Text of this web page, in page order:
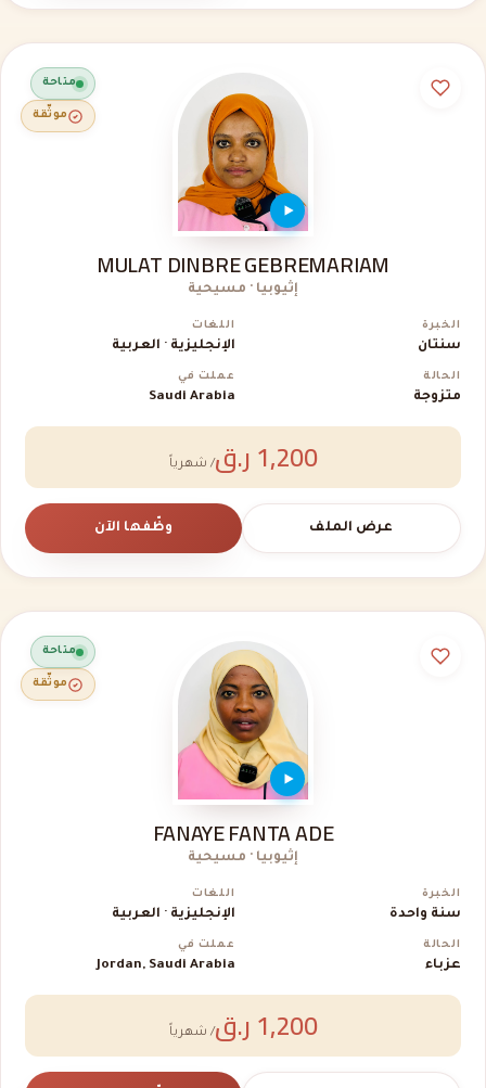
متاحة
موثّقة
MULAT DINBRE GEBREMARIAM
إثيوبيا · مسيحية
الخبرة
سنتان
اللغات
الإنجليزية · العربية
الحالة
متزوجة
عملت في
Saudi Arabia
1,200 ر.ق / شهرياً
عرض الملف وظّفها الآن
متاحة
موثّقة
FANAYE FANTA ADE
إثيوبيا · مسيحية
الخبرة
سنة واحدة
اللغات
الإنجليزية · العربية
الحالة
عزباء
عملت في
Jordan, Saudi Arabia
1,200 ر.ق / شهرياً